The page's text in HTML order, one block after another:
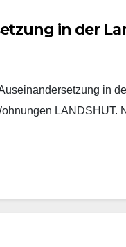
in der
in
LANDSHUT.